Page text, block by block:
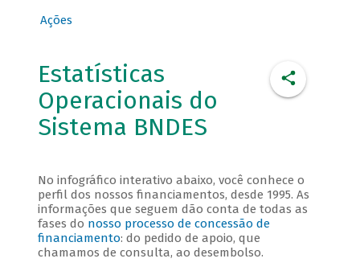
Ações
Estatísticas
Operacionais do
Sistema BNDES
No infográfico interativo abaixo, você conhece o
perfil dos nossos financiamentos, desde 1995. As
informações que seguem dão conta de todas as
fases do nosso processo de concessão de
financiamento: do pedido de apoio, que
chamamos de consulta, ao desembolso.